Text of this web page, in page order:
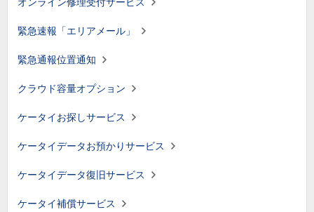
緊急速報「エリアメール」
緊急通報位置通知
クラウド容量オプション
ケータイお探しサービス
ケータイデータお預かりサービス
ケータイデータ復旧サービス
ケータイ補償サービス